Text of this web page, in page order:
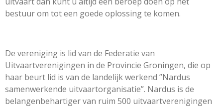
bestuur om tot een goede oplossing te komen.
De vereniging is lid van de Federatie van
Uitvaartverenigingen in de Provincie Groningen, die op
haar beurt lid is van de landelijk werkend ”Nardus
samenwerkende uitvaartorganisatie”. Nardus is de
belangenbehartiger van ruim 500 uitvaartverenigingen